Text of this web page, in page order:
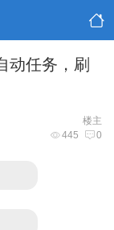
动任务，刷
楼主
445 0